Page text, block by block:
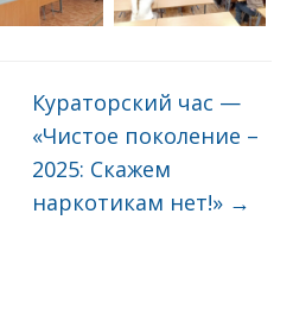
Кураторский час —
«Чистое поколение –
2025: Скажем
наркотикам нет!» →